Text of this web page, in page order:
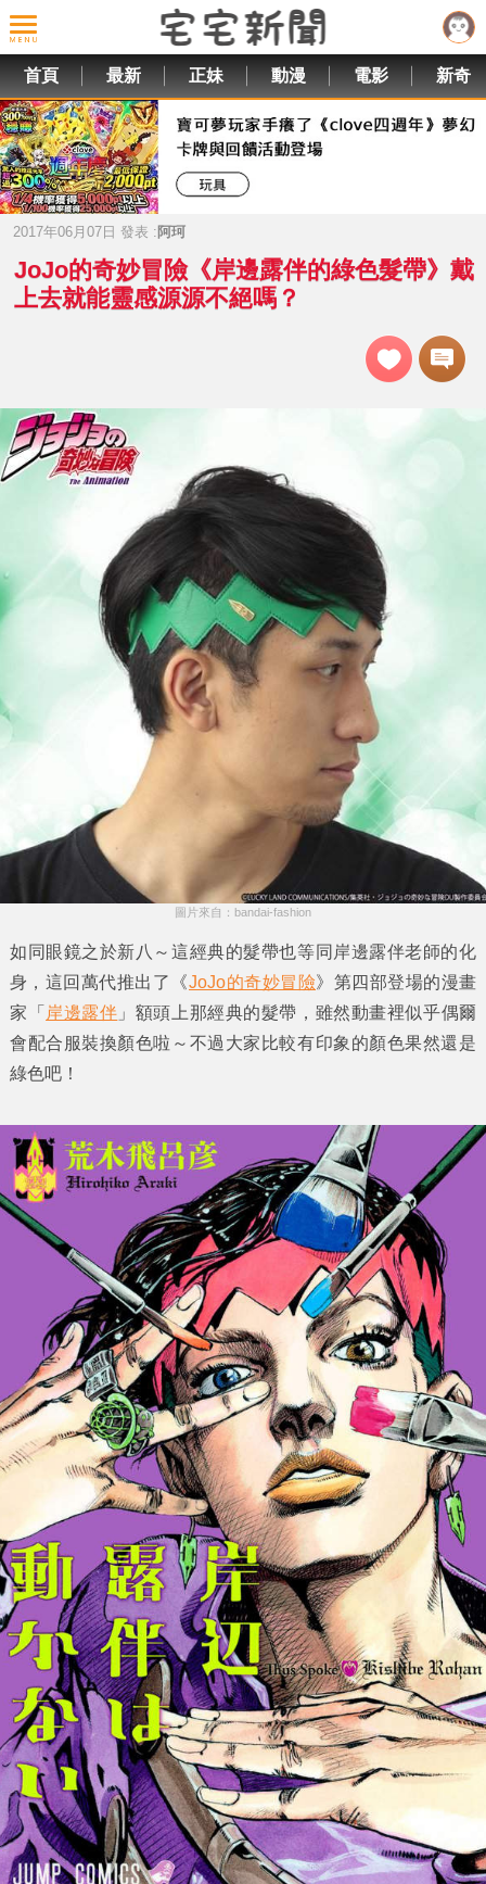
首頁 最新 正妹 動漫 電影 新奇
2017年06月07日 發表 : 阿珂
JoJo的奇妙冒險《岸邊露伴的綠色髮帶》戴
上去就能靈感源源不絕嗎？
圖片來自：bandai-fashion
如同眼鏡之於新八～這經典的髮帶也等同岸邊露伴老師的化
身，這回萬代推出了《JoJo的奇妙冒險》第四部登場的漫畫
家「 岸邊露伴 」額頭上那經典的髮帶 ，雖然動畫裡似乎偶爾
會配合服裝換顏色啦～不過大家比較有印象的顏色果然還是
綠色吧！